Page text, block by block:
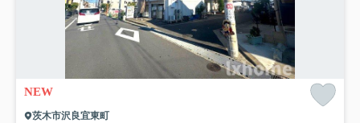
NEW
茨木市沢良宜東町